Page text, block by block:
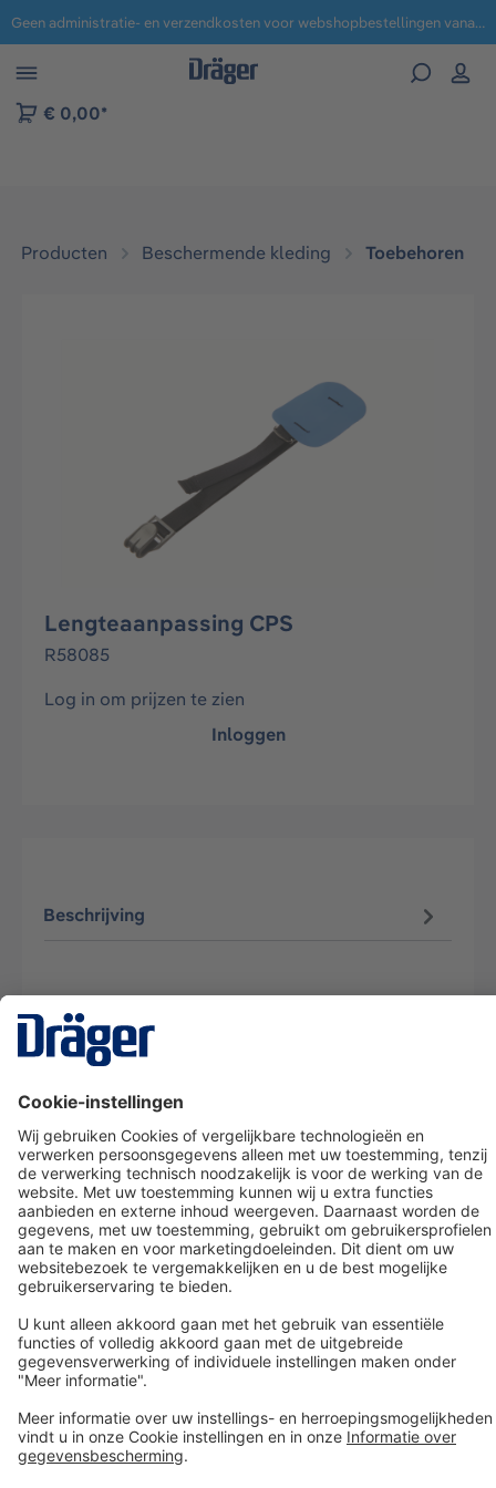
naar navigatie B2B-platform Geen administratie- en verzendkosten voor webshopbestellingen vanaf € 100,-.
€ 0,00*
Producten Beschermende kleding Toebehoren
Lengteaanpassing CPS
R58085
Log in om prijzen te zien
Inloggen
Beschrijving
Dräger klantenservice
Over Dräger
Bestellen in onze webshop
Community